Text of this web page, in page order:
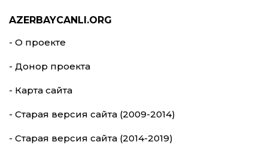
AZERBAYCANLI.ORG
- О проекте
- Донор проекта
- Карта сайта
- Старая версия сайта (2009-2014)
- Старая версия сайта (2014-2019)